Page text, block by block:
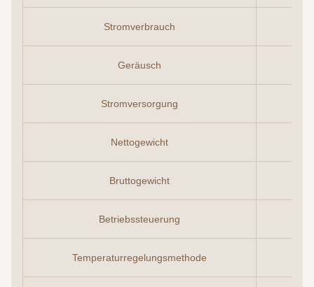
Stromverbrauch
Geräusch
Stromversorgung
Nettogewicht
Bruttogewicht
Betriebssteuerung
Temperaturregelungsmethode